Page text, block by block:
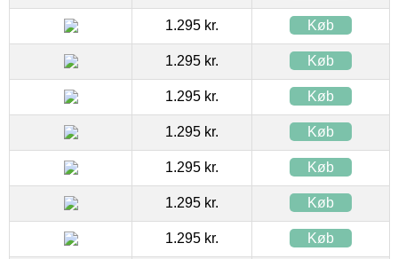
1.295 kr. Køb
1.295 kr. Køb
1.295 kr. Køb
1.295 kr. Køb
1.295 kr. Køb
1.295 kr. Køb
1.295 kr. Køb